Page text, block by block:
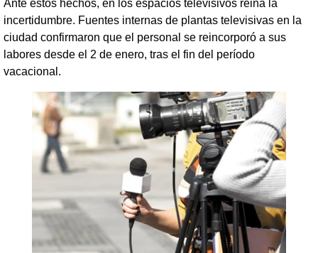
Ante estos hechos, en los espacios televisivos reina la
incertidumbre. Fuentes internas de plantas televisivas en la
ciudad confirmaron que el personal se reincorporó a sus
labores desde el 2 de enero, tras el fin del período
vacacional.